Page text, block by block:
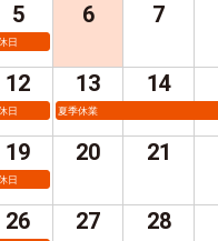
5
日
6 7
12
日
13
夏季休業
14
19
日
20 21
26 27 28